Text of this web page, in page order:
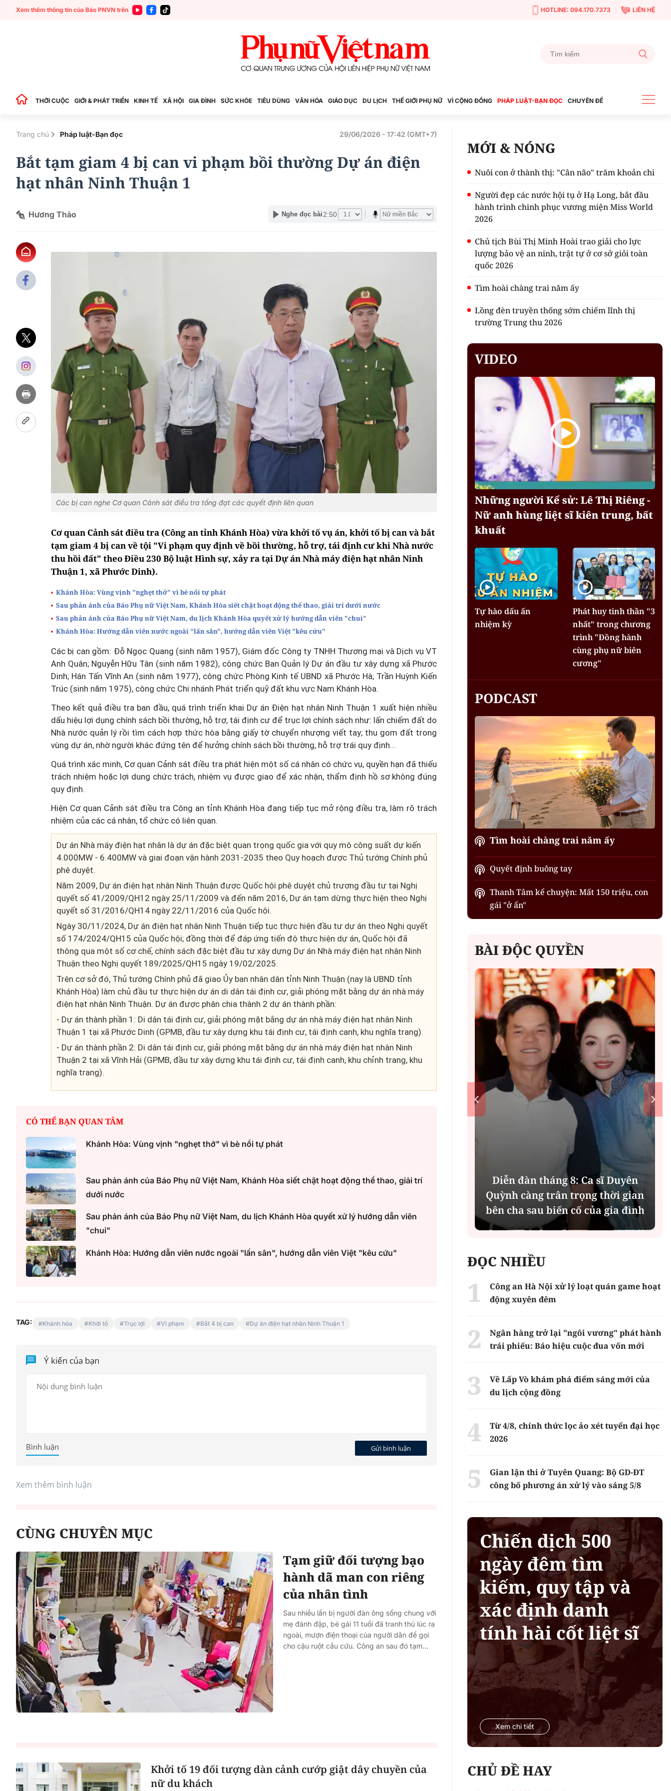
Xem thêm thông tin của Báo PNVN trên HOTLINE: 094.170.7373 LIÊN HỆ
THỜI CUỘC GIỚI & PHÁT TRIỂN KINH TẾ XÃ HỘI GIA ĐÌNH SỨC KHỎE TIÊU DÙNG VĂN HÓA GIÁO DỤC DU LỊCH THẾ GIỚI PHỤ NỮ VÌ CỘNG ĐỒNG PHÁP LUẬT-BẠN ĐỌC CHUYÊN ĐỀ
Trang chủ Pháp luật-Bạn đọc 29/06/2026 - 17:42 (GMT+7)
Bắt tạm giam 4 bị can vi phạm bồi thường Dự án điện
hạt nhân Ninh Thuận 1
Hương Thảo Nghe đọc bài 2:50
Các bị can nghe Cơ quan Cảnh sát điều tra tống đạt các quyết định liên quan
Cơ quan Cảnh sát điều tra (Công an tỉnh Khánh Hòa) vừa khởi tố vụ án, khởi tố bị can và bắt
tạm giam 4 bị can về tội "Vi phạm quy định về bồi thường, hỗ trợ, tái định cư khi Nhà nước
thu hồi đất" theo Điều 230 Bộ luật Hình sự, xảy ra tại Dự án Nhà máy điện hạt nhân Ninh
Thuận 1, xã Phước Dinh).
Khánh Hòa: Vùng vịnh "nghẹt thở" vì bè nổi tự phát
Sau phản ánh của Báo Phụ nữ Việt Nam, Khánh Hòa siết chặt hoạt động thể thao, giải trí dưới nước
Sau phản ánh của Báo Phụ nữ Việt Nam, du lịch Khánh Hòa quyết xử lý hướng dẫn viên "chui"
Khánh Hòa: Hướng dẫn viên nước ngoài "lấn sân", hướng dẫn viên Việt "kêu cứu"
Các bị can gồm: Đỗ Ngọc Quang (sinh năm 1957), Giám đốc Công ty TNHH Thương mại và Dịch vụ VT
Anh Quân; Nguyễn Hữu Tân (sinh năm 1982), công chức Ban Quản lý Dự án đầu tư xây dựng xã Phước
Dinh; Hán Tấn Vĩnh An (sinh năm 1977), công chức Phòng Kinh tế UBND xã Phước Hà; Trần Huỳnh Kiến
Trúc (sinh năm 1975), công chức Chi nhánh Phát triển quỹ đất khu vực Nam Khánh Hòa.
Theo kết quả điều tra ban đầu, quá trình triển khai Dự án Điện hạt nhân Ninh Thuận 1 xuất hiện nhiều
dấu hiệu lợi dụng chính sách bồi thường, hỗ trợ, tái định cư để trục lợi chính sách như: lấn chiếm đất do
Nhà nước quản lý rồi tìm cách hợp thức hòa bằng giấy tờ chuyển nhượng viết tay; thu gom đất trong
vùng dự án, nhờ người khác đứng tên để hưởng chính sách bồi thường, hỗ trợ trái quy định...
Quá trình xác minh, Cơ quan Cảnh sát điều tra phát hiện một số cá nhân có chức vụ, quyền hạn đã thiếu
trách nhiệm hoặc lợi dung chức trách, nhiệm vụ được giao để xác nhận, thẩm định hồ sơ không đúng
quy định.
Hiện Cơ quan Cảnh sát điều tra Công an tỉnh Khánh Hòa đang tiếp tục mở rộng điều tra, làm rõ trách
nhiệm của các cá nhân, tổ chức có liên quan.
Dự án Nhà máy điện hạt nhân là dự án đặc biệt quan trọng quốc gia với quy mô công suất dự kiến
4.000MW - 6.400MW và giai đoạn vận hành 2031-2035 theo Quy hoạch được Thủ tướng Chính phủ
phê duyệt.
Năm 2009, Dự án điện hạt nhân Ninh Thuận được Quốc hội phê duyệt chủ trương đầu tư tại Nghị
quyết số 41/2009/QH12 ngày 25/11/2009 và đến năm 2016, Dự án tạm dừng thực hiện theo Nghị
quyết số 31/2016/QH14 ngày 22/11/2016 của Quốc hội.
Ngày 30/11/2024, Dự án điện hạt nhân Ninh Thuận tiếp tục thực hiện đầu tư dự án theo Nghị quyết
số 174/2024/QH15 của Quốc hội; đồng thời để đáp ứng tiến độ thực hiện dự án, Quốc hội đã
thông qua một số cơ chế, chính sách đặc biệt đầu tư xây dựng Dự án Nhà máy điện hạt nhân Ninh
Thuận theo Nghị quyết 189/2025/QH15 ngày 19/02/2025.
Trên cơ sở đó, Thủ tướng Chính phủ đã giao Ủy ban nhân dân tỉnh Ninh Thuận (nay là UBND tỉnh
Khánh Hòa) làm chủ đầu tư thực hiện dự án di dân tái định cư, giải phóng mặt bằng dự án nhà máy
điện hạt nhân Ninh Thuận. Dự án được phân chia thành 2 dự án thành phần:
- Dự án thành phần 1: Di dân tái định cư, giải phóng mặt bằng dự án nhà máy điện hạt nhân Ninh
Thuận 1 tại xã Phước Dinh (GPMB, đầu tư xây dựng khu tái định cư, tái định canh, khu nghĩa trang).
- Dự án thành phần 2: Di dân tái định cư, giải phóng mặt bằng dự án nhà máy điện hạt nhân Ninh
Thuận 2 tại xã Vĩnh Hải (GPMB, đầu tư xây dựng khu tái định cư, tái định canh, khu chỉnh trang, khu
nghĩa trang).
CÓ THỂ BẠN QUAN TÂM
Khánh Hòa: Vùng vịnh "nghẹt thở" vì bè nổi tự phát
Sau phản ánh của Báo Phụ nữ Việt Nam, Khánh Hòa siết chặt hoạt động thể thao, giải trí
dưới nước
Sau phản ánh của Báo Phụ nữ Việt Nam, du lịch Khánh Hòa quyết xử lý hướng dẫn viên
"chui"
Khánh Hòa: Hướng dẫn viên nước ngoài "lấn sân", hướng dẫn viên Việt "kêu cứu"
TAG: Khánh hòa Khởi tố Trục lợi Vi phạm Bắt 4 bị can Dự án điện hạt nhân Ninh Thuận 1
Ý kiến của bạn
Gửi bình luận
Bình luận
Xem thêm bình luận
CÙNG CHUYÊN MỤC
Tạm giữ đối tượng bạo
hành dã man con riêng
của nhân tình
Sau nhiều lần bị người đàn ông sống chung với
mẹ đánh đập, bé gái 11 tuổi đã tranh thủ lúc ra
ngoài, mượn điện thoại của người dân để gọi
cho cậu ruột cầu cứu. Công an sau đó tạm...
Khởi tố 19 đối tượng dàn cảnh cướp giật dây chuyền của
nữ du khách
MỚI & NÓNG
Nuôi con ở thành thị: "Cân não" trăm khoản chi
Người đẹp các nước hội tụ ở Hạ Long, bắt đầu
hành trình chinh phục vương miện Miss World
2026
Chủ tịch Bùi Thị Minh Hoài trao giải cho lực
lượng bảo vệ an ninh, trật tự ở cơ sở giỏi toàn
quốc 2026
Tìm hoài chàng trai năm ấy
Lồng đèn truyền thống sớm chiếm lĩnh thị
trường Trung thu 2026
VIDEO
Những người Kể sử: Lê Thị Riêng -
Nữ anh hùng liệt sĩ kiên trung, bất
khuất
Tự hào dấu ấn
nhiệm kỳ
Phát huy tinh thần "3
nhất" trong chương
trình "Đồng hành
cùng phụ nữ biên
cương"
PODCAST
Tìm hoài chàng trai năm ấy
Quyết định buông tay
Thanh Tâm kể chuyện: Mất 150 triệu, con
gái "ở ẩn"
BÀI ĐỘC QUYỀN
Một cuộc hôn nhân tan vỡ, 3
mảnh đất và bản án vì lẽ công
bằng
tế, tạo điều kiện để người dân
cao
Diễn đàn tháng 8: Ca sĩ Duyên
Quỳnh càng trân trọng thời gian
bên cha sau biến cố của gia đình
ĐỌC NHIỀU
Công an Hà Nội xử lý loạt quán game hoạt
động xuyên đêm
Ngân hàng trở lại "ngôi vương" phát hành
trái phiếu: Báo hiệu cuộc đua vốn mới
Về Lấp Vò khám phá điểm sáng mới của
du lịch cộng đồng
Từ 4/8, chính thức lọc ảo xét tuyển đại học
2026
Gian lận thi ở Tuyên Quang: Bộ GD-ĐT
công bố phương án xử lý vào sáng 5/8
Chiến dịch 500
ngày đêm tìm
kiếm, quy tập và
xác định danh
tính hài cốt liệt sĩ
Xem chi tiết
CHỦ ĐỀ HAY